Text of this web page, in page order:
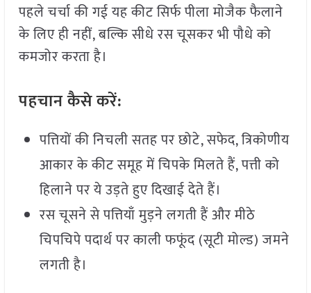
पहले चर्चा की गई यह कीट सिर्फ पीला मोजैक फैलाने
के लिए ही नहीं, बल्कि सीधे रस चूसकर भी पौधे को
कमजोर करता है।
पहचानकैसेकरें:
पत्तियों की निचली सतह पर छोटे, सफेद, त्रिकोणीय
आकार के कीट समूह में चिपके मिलते हैं, पत्ती को
हिलाने पर ये उड़ते हुए दिखाई देते हैं।
रस चूसने से पत्तियाँ मुड़ने लगती हैं और मीठे
चिपचिपे पदार्थ पर काली फफूंद (सूटी मोल्ड) जमने
लगती है।